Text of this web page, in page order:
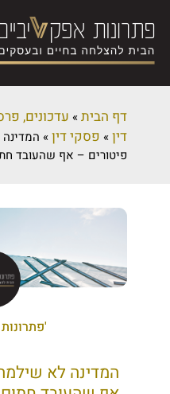
דף הבית» עדכונים,
דין» פסקי דין»
פיטורים – אף שהעובד
המדינה לא